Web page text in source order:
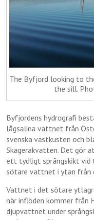
The Byfjord looking to
the sill.
Byfjordens hydrografi
lågsalina vattnet från
svenska västkusten och
Skagerakvatten. Det gör
ett tydligt språngskikt vid
sötare vattnet i ytan från
Vattnet i det sötare
när inflöden kommer från
djupvattnet under